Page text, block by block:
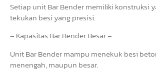
Setiap unit Bar Bender memiliki konstruksi
tekukan besi yang presisi.
– Kapasitas Bar Bender Besar –
Unit Bar Bender mampu menekuk besi
menengah, maupun besar.